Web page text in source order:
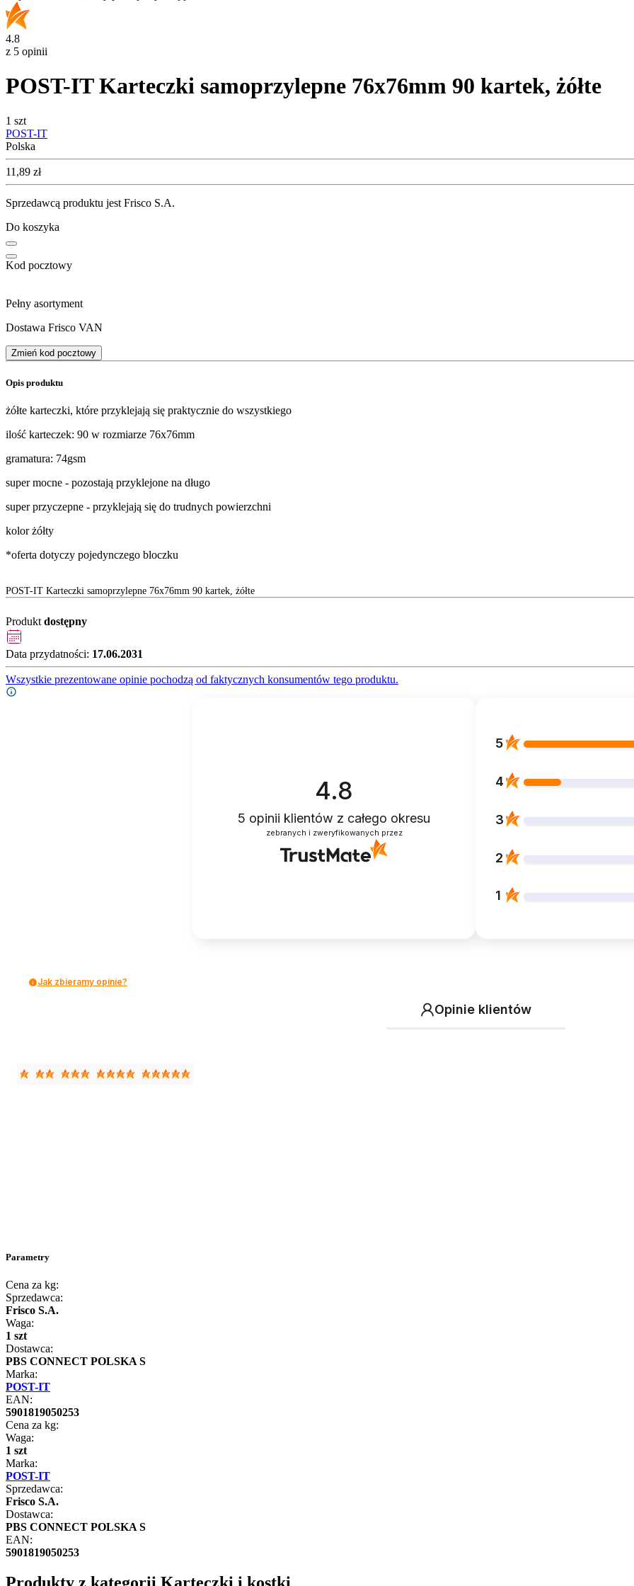
4.8
z 5 opinii
POST-IT Karteczki samoprzylepne 76x76mm 90 kartek, żółte
1 szt
POST-IT
Polska
Cena
11,89 zł
Sprzedawcą produktu jest Frisco S.A.
Do koszyka
Kod pocztowy
Pełny asortyment
Dostawa Frisco VAN
Zmień kod pocztowy
Opis produktu
żółte karteczki, które przyklejają się praktycznie do wszystkiego
ilość karteczek: 90 w rozmiarze 76x76mm
gramatura: 74gsm
super mocne - pozostają przyklejone na długo
super przyczepne - przyklejają się do trudnych powierzchni
kolor żółty
*oferta dotyczy pojedynczego bloczku
POST-IT Karteczki samoprzylepne 76x76mm 90 kartek, żółte
Produkt dostępny
Data przydatności: 17.06.2031
Wszystkie prezentowane opinie pochodzą od faktycznych konsumentów tego produktu.
4.8
5 opinii klientów z całego okresu
zebranych i zweryfikowanych przez
5
4
3
2
1
Jak zbieramy opinie?
Opinie klientów
Parametry
Cena za kg:
Sprzedawca:
Frisco S.A.
Waga:
1 szt
Dostawca:
PBS CONNECT POLSKA S
Marka:
POST-IT
EAN:
5901819050253
Cena za kg:
Waga:
1 szt
Marka:
POST-IT
Sprzedawca:
Frisco S.A.
Dostawca:
PBS CONNECT POLSKA S
EAN:
5901819050253
Produkty z kategorii Karteczki i kostki